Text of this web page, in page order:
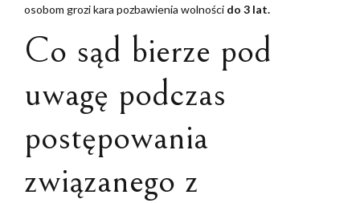
osobom grozi kara pozbawienia wolności do 3 lat.
Co sąd bierze pod
uwagę podczas
postępowania
związanego z